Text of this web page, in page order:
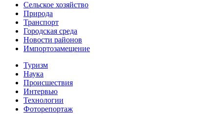
Сельское хозяйство
Природа
Транспорт
Городская среда
Новости районов
Импортозамещение
Туризм
Наука
Происшествия
Интервью
Технологии
Фоторепортаж